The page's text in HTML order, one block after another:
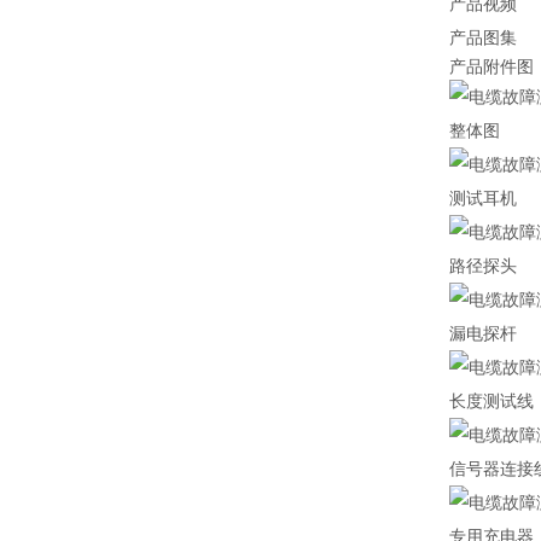
产品图集
产品附件图
整体图
测试耳机
路径探头
漏电探杆
长度测试线
信号器连接
专用充电器